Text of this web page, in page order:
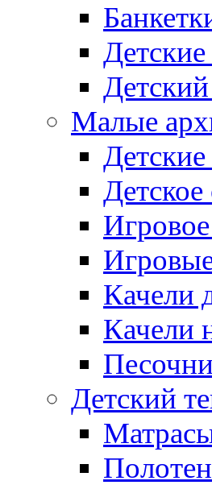
Малые
Качели
Качели
Детский